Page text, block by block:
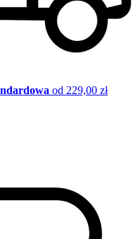
od 229,00 zł